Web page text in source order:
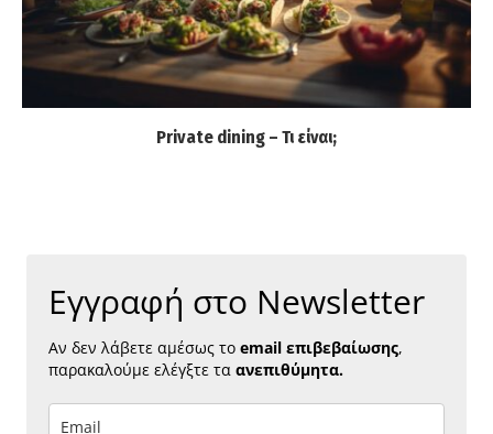
Private dining – Τι είναι;
Εγγραφή στο Newsletter
Αν δεν λάβετε αμέσως το email επιβεβαίωσης,
παρακαλούμε ελέγξτε τα ανεπιθύμητα.